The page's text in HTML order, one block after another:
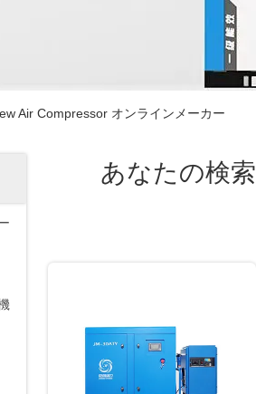
Air Compressor オンラインメーカー
あなたの検索